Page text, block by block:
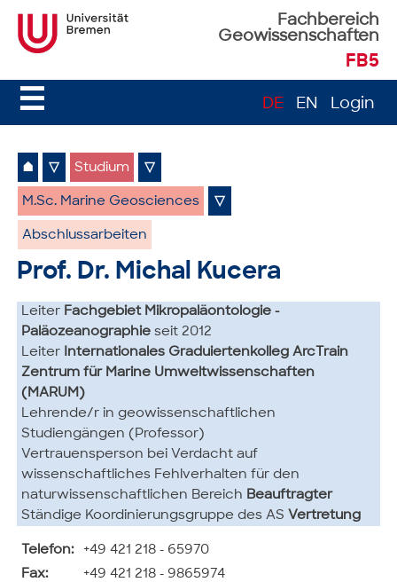
Fachbereich
Geowissenschaften
FB5
☰ DE EN Login
⌂ ▽ Studium ▽
M.Sc. Marine Geosciences ▽
Abschlussarbeiten
Prof. Dr. Michal Kucera
Leiter Fachgebiet Mikropaläontologie -
Paläozeanographieseit 2012
Leiter Internationales Graduiertenkolleg ArcTrain
Zentrum für Marine Umweltwissenschaften
(MARUM)
Lehrende/r in geowissenschaftlichen
Studiengängen (Professor)
Vertrauensperson bei Verdacht auf
wissenschaftliches Fehlverhalten für den
naturwissenschaftlichen Bereich Beauftragter
Ständige Koordinierungsgruppe des AS Vertretung
Telefon:
+49 421 218 - 65970
Fax:
+49 421 218 - 9865974